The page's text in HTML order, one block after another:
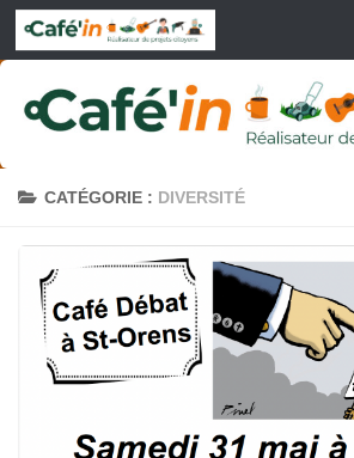
Skip to content
CATÉGORIE : DIVERSITÉ